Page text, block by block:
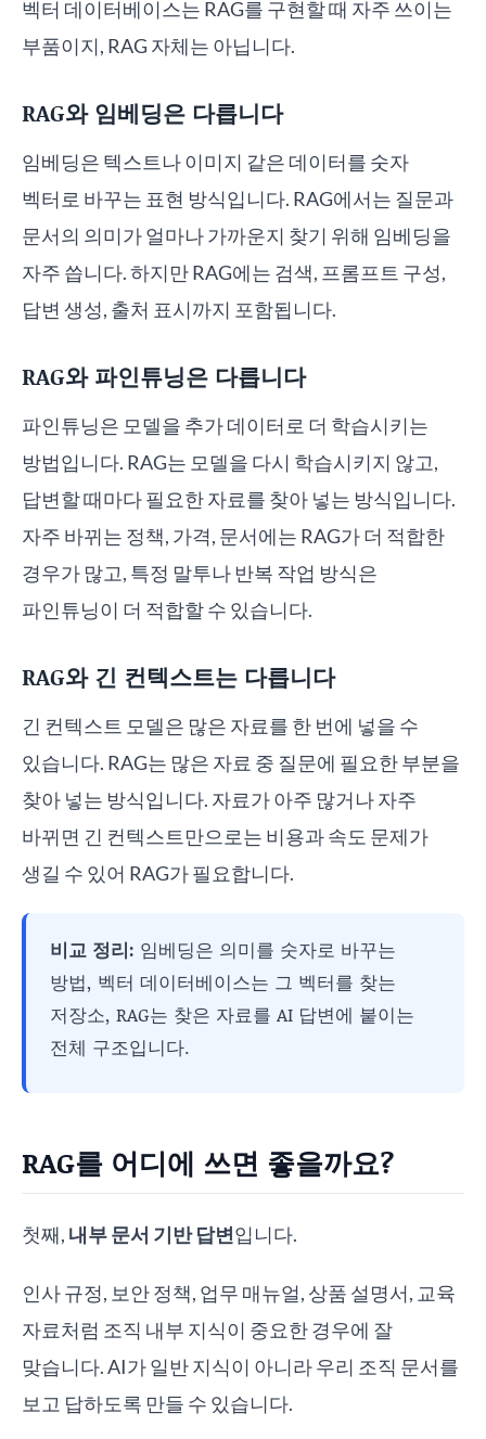
벡터 데이터베이스는 RAG를 구현할 때 자주 쓰이는
부품이지, RAG 자체는 아닙니다.
RAG와 임베딩은 다릅니다
임베딩은 텍스트나 이미지 같은 데이터를 숫자
벡터로 바꾸는 표현 방식입니다. RAG에서는 질문과
문서의 의미가 얼마나 가까운지 찾기 위해 임베딩을
자주 씁니다. 하지만 RAG에는 검색, 프롬프트 구성,
답변 생성, 출처 표시까지 포함됩니다.
RAG와 파인튜닝은 다릅니다
파인튜닝은 모델을 추가 데이터로 더 학습시키는
방법입니다. RAG는 모델을 다시 학습시키지 않고,
답변할 때마다 필요한 자료를 찾아 넣는 방식입니다.
자주 바뀌는 정책, 가격, 문서에는 RAG가 더 적합한
경우가 많고, 특정 말투나 반복 작업 방식은
파인튜닝이 더 적합할 수 있습니다.
RAG와 긴 컨텍스트는 다릅니다
긴 컨텍스트 모델은 많은 자료를 한 번에 넣을 수
있습니다. RAG는 많은 자료 중 질문에 필요한 부분을
찾아 넣는 방식입니다. 자료가 아주 많거나 자주
바뀌면 긴 컨텍스트만으로는 비용과 속도 문제가
생길 수 있어 RAG가 필요합니다.
비교 정리: 임베딩은 의미를 숫자로 바꾸는
방법, 벡터 데이터베이스는 그 벡터를 찾는
저장소, RAG는 찾은 자료를 AI 답변에 붙이는
전체 구조입니다.
RAG를 어디에 쓰면 좋을까요?
첫째, 내부 문서 기반 답변입니다.
인사 규정, 보안 정책, 업무 매뉴얼, 상품 설명서, 교육
자료처럼 조직 내부 지식이 중요한 경우에 잘
맞습니다. AI가 일반 지식이 아니라 우리 조직 문서를
보고 답하도록 만들 수 있습니다.